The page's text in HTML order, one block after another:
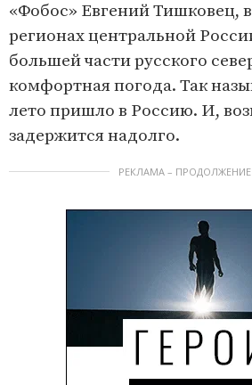
«Фобос» Евгений Тишковец,
регионах центральной
большей части русского
комфортная погода. Так
лето пришло в Россию. И,
задержится надолго.
РЕКЛАМА –